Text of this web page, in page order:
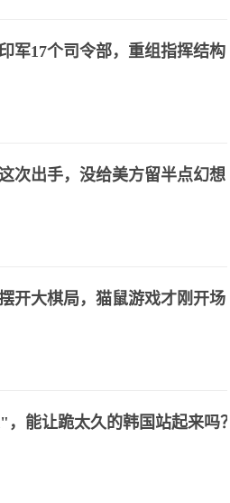
军17个司令部，重组指挥结构
次出手，没给美方留半点幻想
开大棋局，猫鼠游戏才刚开场
能让跪太久的韩国站起来吗？